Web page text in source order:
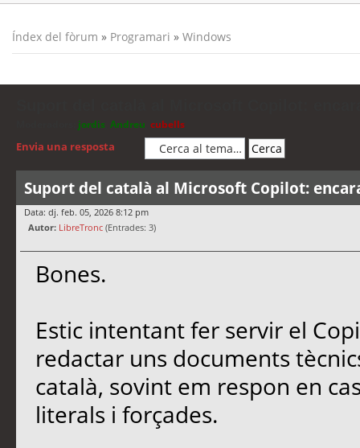
Índex del fòrum » Programari » Windows
jordis Andreu cubells
Envia una resposta
Suport del català al Microsoft Copilot:
Data: dj. feb. 05, 2026 8:12 pm
Autor: LibreTronc (Entrades: 3)
Bones.
Estic intentant fer servir el
redactar uns documents
català, sovint em respon en
literals i forçades.